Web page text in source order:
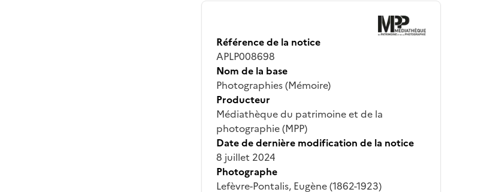
Référence de la notice
APLP008698
Nom de la base
Photographies (Mémoire)
Producteur
Médiathèque du patrimoine et de la
photographie (MPP)
Date de dernière modification de la notice
8 juillet 2024
Photographe
Lefèvre-Pontalis, Eugène (1862-1923)